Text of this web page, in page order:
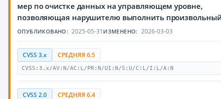
мер по очистке данных на управляющем уровне,
позволяющая нарушителю выполнить
ОПУБЛИКОВАНО: 2025-05-31 ИЗМЕНЕНО: 2026-03-03
CVSS 3.x СРЕДНЯЯ 6.5
CVSS:3.x/AV:N/AC:L/PR:N/UI:N/S:U/C:L/I:L/A:N
CVSS 2.0 СРЕДНЯЯ 6.4